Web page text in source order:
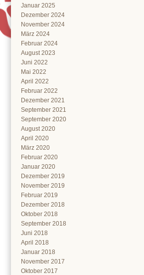
Januar 2025
Dezember 2024
November 2024
März 2024
Februar 2024
August 2023
Juni 2022
Mai 2022
April 2022
Februar 2022
Dezember 2021
September 2021
September 2020
August 2020
April 2020
März 2020
Februar 2020
Januar 2020
Dezember 2019
November 2019
Februar 2019
Dezember 2018
Oktober 2018
September 2018
Juni 2018
April 2018
Januar 2018
November 2017
Oktober 2017